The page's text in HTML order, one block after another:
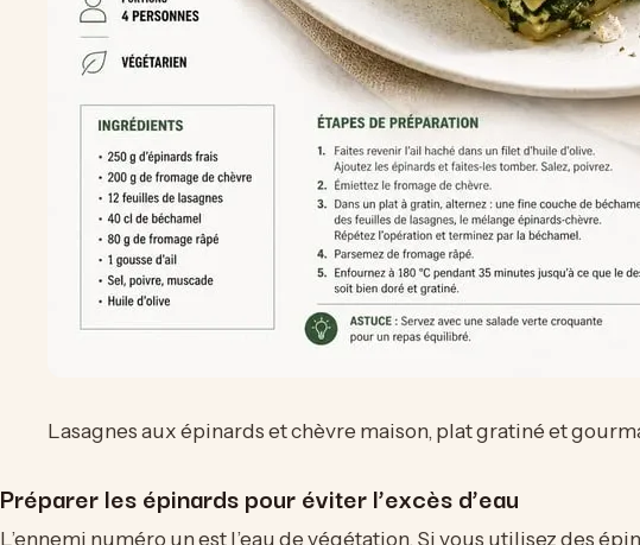
Lasagnes aux épinards et chèvre maison, plat gratiné et
Préparer les épinards pour éviter l’excès d’eau
L’ennemi numéro un est l’eau de végétation. Si vous utilisez des